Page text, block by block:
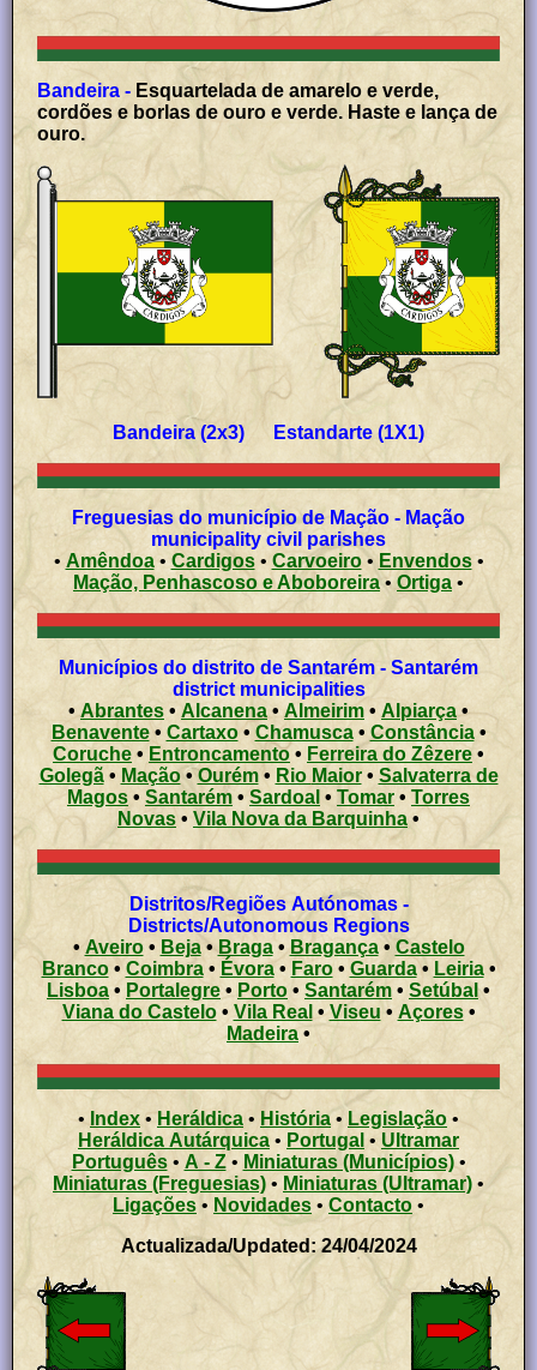
Bandeira - Esquartelada de amarelo e verde,
cordões e borlas de ouro e verde. Haste e lança de
ouro.
Bandeira (2x3) Estandarte (1X1)
Freguesias do município de Mação - Mação
municipality civil parishes
• Amêndoa•Cardigos• Carvoeiro• Envendos •
Mação, Penhascoso e Aboboreira•Ortiga •
Municípios do distrito de Santarém - Santarém
district municipalities
•Abrantes • Alcanena • Almeirim • Alpiarça•
Benavente• Cartaxo• Chamusca• Constância•
Coruche • Entroncamento • Ferreira do Zêzere •
Golegã• Mação•Ourém• Rio Maior• Salvaterra de
Magos • Santarém • Sardoal • Tomar • Torres
Novas • Vila Nova da Barquinha •
Distritos/Regiões Autónomas -
Districts/Autonomous Regions
• Aveiro• Beja• Braga•Bragança• Castelo
Branco•Coimbra• Évora• Faro• Guarda• Leiria•
Lisboa • Portalegre • Porto • Santarém • Setúbal•
Viana do Castelo• Vila Real •Viseu • Açores •
Madeira •
• Index •Heráldica • História • Legislação •
Heráldica Autárquica • Portugal • Ultramar
Português• A - Z• Miniaturas (Municípios)•
Miniaturas (Freguesias) • Miniaturas (Ultramar) •
Ligações • Novidades • Contacto •
Actualizada/Updated: 24/04/2024